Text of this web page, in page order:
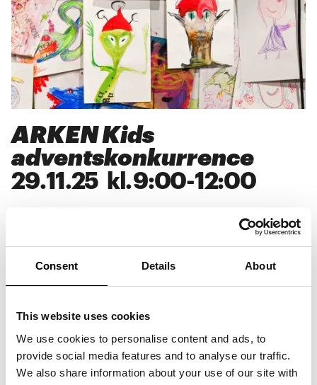
Consent Details About
This website uses cookies
We use cookies to personalise content and ads, to
provide social media features and to analyse our traffic.
We also share information about your use of our site with
ARKEN Kids
adventskonkurrence
29.11 .25 kl.9:00-12:00
ud, og mon de spiser andet end risengrød? Deltag i ARKEN
Kids adventskonkurrence hver søndag i advent, hvor du kan
Bright Future I og II og giv den et gedigent jule-twist. Hver
medlemskab + en ARKEN Kids T-shirt. Med medlemskabet kan
lørdag og søndag i ARKEN Kids Family Zone. Vinderen